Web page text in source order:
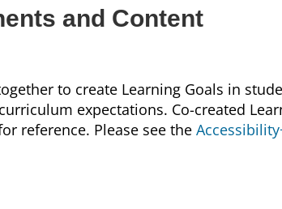
and Content
to create Learning Goals in
expectations. Co-created
reference. Please see the